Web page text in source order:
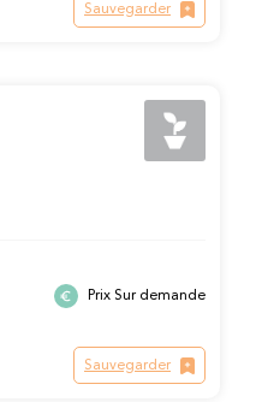
Sauvegarder
Prix Sur demande
Sauvegarder